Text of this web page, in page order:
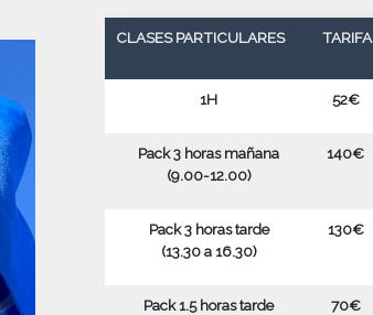
CLASES PARTICULARES TARIFA
1H 52€
Pack 3 horas mañana
(9.00-12.00)
140€
Pack 3 horas tarde
(13.30 a 16.30)
130€
Pack 1.5 horas tarde
70€